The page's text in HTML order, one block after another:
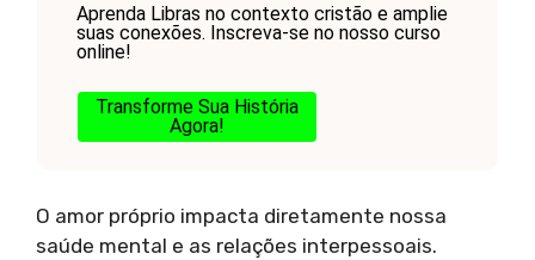
Aprenda Libras no contexto cristão e amplie
suas conexões. Inscreva-se no nosso curso
online!
Transforme Sua História
Agora!
O amor próprio impacta diretamente nossa
saúde mental e as relações interpessoais.